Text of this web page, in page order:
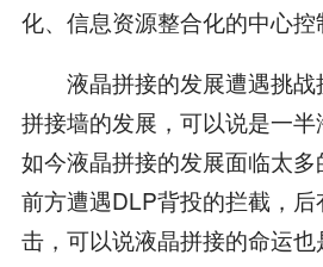
化、信息资源整合化的中心控
液晶拼接的发展遭遇挑战
拼接墙的发展，可以说是一半
如今液晶拼接的发展面临太
前方遭遇DLP背投的拦截，
击，可以说液晶拼接的命运